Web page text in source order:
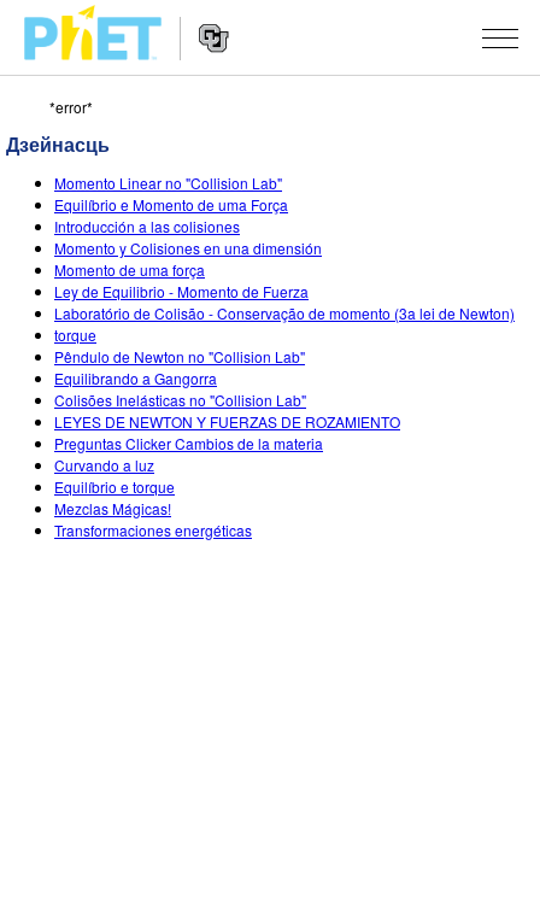
Пошук
PhET
сайта
Navigation
СІМУЛЯТАРЫ
All Sims
Фізіка
Матэматыка
Хімія
Навукі аб Зямлі
Біялогія
Перакладзеныя сімулятары
Customizable Sims
STUDIO
About Studio
Customizable Sims
Start a Free Trial
Purchase a License
TEACHING
Агляд мерапрыемстваў
Мой удзел
Activity Contribution Guidelines
Virtual Workshops
Professional Learning with PhET
Teaching with PhET
ДАСЛЕДАВАННІ
INITIATIVES
Inclusive Design
PhET Global
Data Fluency
УВАХОД / РЭГІСТРАЦЫЯ
УВАХОД / РЭГІСТРАЦЫЯ
*error*
Дзейнасць
Momento Linear no "Collision Lab"
Equilíbrio e Momento de uma Força
Introducción a las colisiones
Momento y Colisiones en una dimensión
Momento de uma força
Ley de Equilibrio - Momento de Fuerza
Laboratório de Colisão - Conservação de momento (3a lei de Newton)
torque
Pêndulo de Newton no "Collision Lab"
Equilibrando a Gangorra
Colisões Inelásticas no "Collision Lab"
LEYES DE NEWTON Y FUERZAS DE ROZAMIENTO
Preguntas Clicker Cambios de la materia
Curvando a luz
Equilíbrio e torque
Mezclas Mágicas!
Transformaciones energéticas